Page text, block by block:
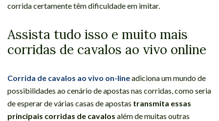
corrida certamente têm dificuldade em imitar.
Assista tudo isso e muito mais
corridas de cavalos ao vivo online
Corrida de cavalos ao vivo on-lineadiciona um mundo de
possibilidades ao cenário de apostas nas corridas, como seria
de esperar de várias casas de apostas transmita essas
principais corridas de cavalos além de muitas outras